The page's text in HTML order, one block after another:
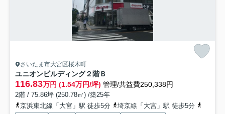
さいたま市大宮区桜木町
ユニオンビルディング２階Ｂ
116.83万円 (1.54万円/坪) 管理/共益費250,338円
2階 / 75.86坪 (250.78㎡) /築25年
京浜東北線「大宮」駅 徒歩5分
埼京線「大宮」駅 徒歩5分